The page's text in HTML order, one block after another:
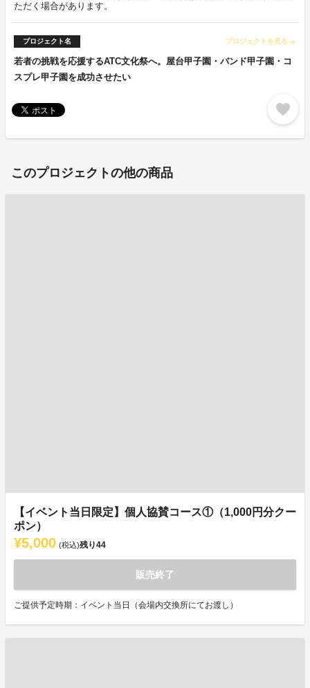
ただく場合があります。
プロジェクト名 プロジェクトを見る arrow_forward
若者の挑戦を応援するATC文化祭へ。屋台甲子園・バンド甲子園・コ
スプレ甲子園を成功させたい
favorite
このプロジェクトの他の商品
【イベント当日限定】個人協賛コース①（1,000円分クー
ポン）
¥5,000 (税込)残り44
販売終了
ご提供予定時期：イベント当日（会場内交換所にてお渡し）